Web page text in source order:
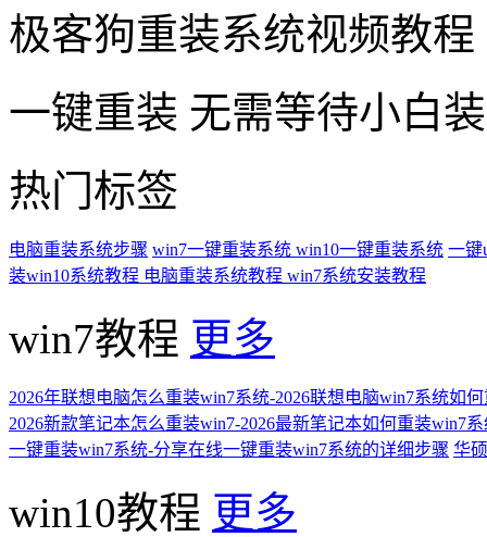
极客狗重装系统视频教程
一键重装 无需等待小白
热门标签
电脑重装系统步骤 win7一键重装系统 win10一键重装系统 一键
装win10系统教程 电脑重装系统教程 win7系统安装教程
win7教程 更多
2026年联想电脑怎么重装win7系统-2026联想电脑win7系统如
2026新款笔记本怎么重装win7-2026最新笔记本如何重装win7
一键重装win7系统-分享在线一键重装win7系统的详细步骤 华
win10教程 更多